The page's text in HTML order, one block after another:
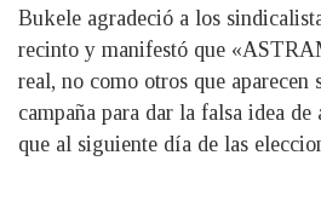
Bukele agradeció a los
recinto y manifestó que
real, no como otros que aparecen
campaña para dar la falsa idea
que al siguiente día de las